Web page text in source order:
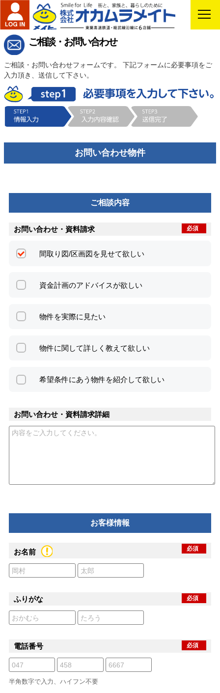
ご相談・お問い合わせ
ご相談・お問い合わせフォームです。 下記フォームに必要事項をご
入力頂き、送信して下さい。
お問い合わせ物件
ご相談内容
お問い合わせ・資料請求 必須
間取り図/区画図を見せて欲しい
資金計画のアドバイスが欲しい
物件を実際に見たい
物件に関して詳しく教えて欲しい
希望条件にあう物件を紹介して欲しい
お問い合わせ・資料請求詳細
お客様情報
お名前 必須
ふりがな 必須
電話番号 必須
半角数字で入力、ハイフン不要